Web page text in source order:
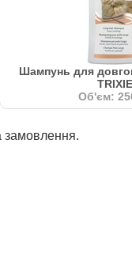
Шампунь для
TRIXIE
Об'єм:
замовлення.